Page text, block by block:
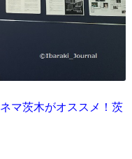
マ茨木がオススメ！茨